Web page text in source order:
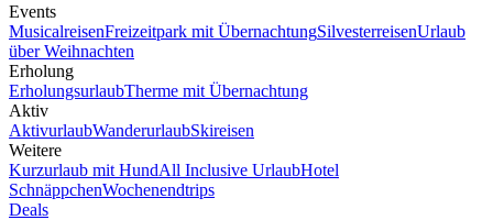
Events
MusicalreisenFreizeitpark mit ÜbernachtungSilvesterreisenUrlaub
über Weihnachten
Erholung
ErholungsurlaubTherme mit Übernachtung
Aktiv
AktivurlaubWanderurlaubSkireisen
Weitere
Kurzurlaub mit HundAll Inclusive UrlaubHotel
SchnäppchenWochenendtrips
Deals